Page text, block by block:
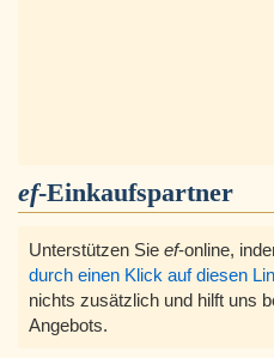
ef-Einkaufspartner
Unterstützen Sie ef-online,
durch einen Klick auf diesen
nichts zusätzlich und hilft uns
Angebots.